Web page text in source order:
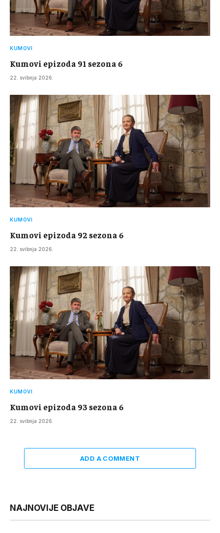
KUMOVI
Kumovi epizoda 91 sezona 6
22. svibnja 2026.
KUMOVI
Kumovi epizoda 92 sezona 6
22. svibnja 2026.
KUMOVI
Kumovi epizoda 93 sezona 6
22. svibnja 2026.
ADD A COMMENT
NAJNOVIJE OBJAVE